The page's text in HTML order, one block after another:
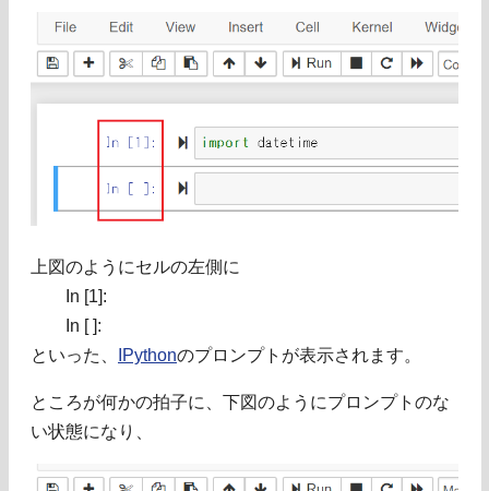
上図のようにセルの左側に
In [1]:
In [ ]:
といった、
IPythonのプロンプトが表示されます。
ところが何かの拍子に、下図のようにプロンプトのな
い状態になり、